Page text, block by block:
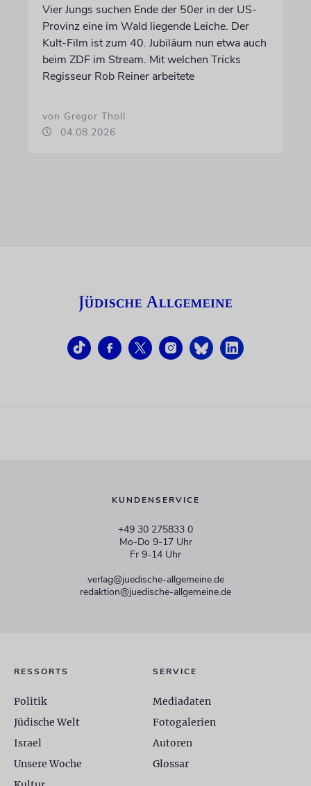
Vier Jungs suchen Ende der 50er in der US-
Provinz eine im Wald liegende Leiche. Der
Kult-Film ist zum 40. Jubiläum nun etwa auch
beim ZDF im Stream. Mit welchen Tricks
Regisseur Rob Reiner arbeitete
von Gregor Tholl
04.08.2026
KUNDENSERVICE
+49 30 275833 0
Mo-Do 9-17 Uhr
Fr 9-14 Uhr
verlag@juedische-allgemeine.de
redaktion@juedische-allgemeine.de
RESSORTS
Politik
Jüdische Welt
Israel
Unsere Woche
SERVICE
Mediadaten
Fotogalerien
Autoren
Glossar